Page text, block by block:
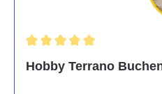
Hobby Terrano